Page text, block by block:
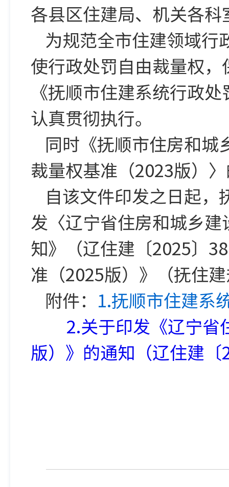
各县区住建局、机关各科
为规范全市住建领域行
使行政处罚自由裁量权
《抚顺市住建系统行政
认真贯彻执行。
同时《抚顺市住房和城
裁量权基准（2023版）
自该文件印发之日起
发〈辽宁省住房和城乡
知》（辽住建〔2025〕
准（2025版）》（抚住
附件： 1.抚顺市住建系
2.关于印发《辽宁省
版）》的通知（辽住建